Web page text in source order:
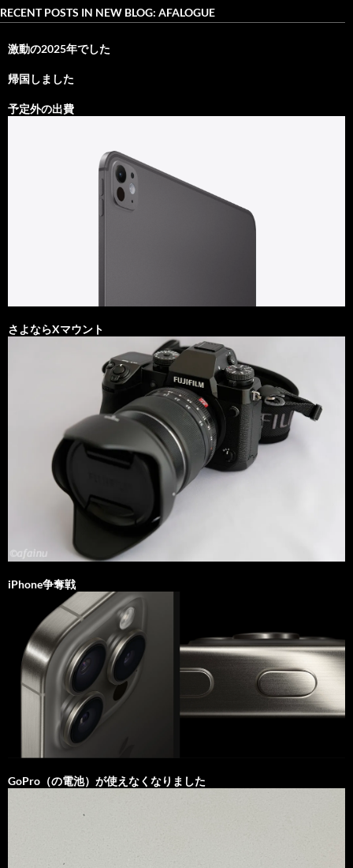
RECENT POSTS IN NEW BLOG: AFALOGUE
激動の2025年でした
帰国しました
予定外の出費
さよならXマウント
iPhone争奪戦
GoPro（の電池）が使えなくなりました